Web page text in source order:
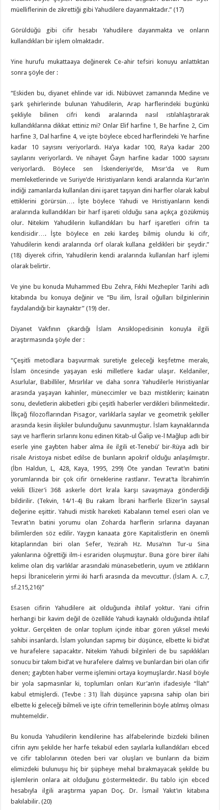
müelliflerinin de zikrettiği gibi Yahudilere dayanmaktadır.” (17)
Görüldüğü gibi cifir hesabı Yahudilere dayanmakta ve onların
kullandıkları bir işlem olmaktadır.
Yine hurufu mukattaaya değinerek Ce-ahir tefsiri konuyu anlattıktan
sonra şöyle der :
“Eskiden bu, diyanet ehlinde var idi. Nübüvvet zamanında Medine ve
şark şehirlerinde bulunan Yahudilerin, Arap harflerindeki bugünkü
şekliyle bilinen cifri kendi aralarında nasıl ıstılahlaştırarak
kullandıklarına dikkat ettiniz mi? Onlar Elif harfine 1, Be harfine 2, Cim
harfine 3, Dal harfine 4, ve işte böylece ebced harflerindeki Ye harfine
kadar 10 sayısını veriyorlardı. Ha’ya kadar 100, Ra’ya kadar 200
sayılarını veriyorlardı. Ve nihayet Ğayn harfine kadar 1000 sayısını
veriyorlardı. Böylece sen İskenderiye’de, Mısır’da ve Rum
memleketlerinde ve Suriye’de Hıristiyanların kendi aralarında Kur’an’ın
indiği zamanlarda kullanılan dini işaret taşıyan dini harfler olarak kabul
ettiklerini görürsün…. İşte böylece Yahudi ve Hıristiyanların kendi
aralarında kullandıkları bir harf işareti olduğu sana açıkça gözükmüş
olur. Nitekim Yahudilerin kullandıkları bu harf işaretleri cifrin ta
kendisidir…. İşte böylece en zeki kardeş bilmiş olundu ki cifr,
Yahudilerin kendi aralarında örf olarak kullana geldikleri bir şeydir.”
(18) diyerek cifrin, Yahudilerin kendi aralarında kullanılan harf işlemi
olarak belirtir.
Ve yine bu konuda Muhammed Ebu Zehra, Fıkhi Mezhepler Tarihi adlı
kitabında bu konuya değinir ve “Bu ilim, İsrail oğulları bilginlerinin
faydalandığı bir kaynaktır” (19) der.
Diyanet Vakfının çıkardığı İslam Ansiklopedisinin konuyla ilgili
araştırmasında şöyle der :
“Çeşitli metodlara başvurmak suretiyle geleceği keşfetme merakı,
İslam öncesinde yaşayan eski milletlere kadar ulaşır. Keldaniler,
Asurlular, Babilliler, Mısırlılar ve daha sonra Yahudilerle Hıristiyanlar
arasında yaşayan kahinler, müneccimler ve bazı mistiklerin; kainatın
sonu, devletlerin akibetleri gibi çeşitli haberler verdikleri bilinmektedir.
İlkçağ filozoflarından Pisagor, varlıklarla sayılar ve geometrik şekiller
arasında kesin ilişkiler bulunduğunu savunmuştur. İslam kaynaklarında
sayı ve harflerin sırlarını konu edinen Kitab-ul Ğalip ve-l Mağlup adlı bir
eserle yine gaybten haber alma ile ilgili et-Tenebü’ bir-Rüya adlı bir
risale Aristoya nisbet edilse de bunların apokrif olduğu anlaşılmıştır.
(İbn Haldun, L, 428, Kaya, 1995, 299) Öte yandan Tevrat’ın batini
yorumlarında bir çok cifir örneklerine rastlanır. Tevrat’ta İbrahim’in
vekili Elizer’i 368 askerle dört krala karşı savaşmaya gönderdiği
bildirilir. (Tekvin, 14/1-4) Bu rakam İbrani harflerle Elizer’in sayısal
değerine eşittir. Yahudi mistik hareketi Kabalanın temel eseri olan ve
Tevrat’ın batini yorumu olan Zoharda harflerin sırlarına dayanan
bilimlerden söz edilir. Yaygın kanaata göre Kapitalistlerin en önemli
kitaplarından biri olan Sefer, Yezirah Hz. Musa’nın Tur-u Sina
yakınlarına öğrettiği ilm-i esrariden oluşmuştur. Buna göre birer ilahi
kelime olan dış varlıklar arasındaki münasebetlerin, uyum ve zıtlıkların
hepsi İbranicelerin yirmi iki harfi arasında da mevcuttur. (İslam A. c.7,
sf.215,216)”
Esasen cifirin Yahudilere ait olduğunda ihtilaf yoktur. Yani cifrin
herhangi bir kavim değil de özellikle Yahudi kaynaklı olduğunda ihtilaf
yoktur. Gerçekten de onlar toplum içinde itibar gören yüksel mevki
sahibi insanlardı. İslam yolundan sapmış bir düşünce, elbette ki bid’at
ve hurafelere sapacaktır. Nitekim Yahudi bilginleri de bu sapıklıkları
sonucu bir takım bid’at ve hurafelere dalmış ve bunlardan biri olan cifir
denen; gaybten haber verme işlemini ortaya koymuşlardır. Nasıl böyle
bir yola sapmasınlar ki, toplumları onları Kur’an’ın ifadesiyle “İlah”
kabul etmişlerdi. (Tevbe : 31) İlah düşünce yapısına sahip olan biri
elbette ki geleceği bilmeli ve işte cifrin temellerinin böyle atılmış olması
muhtemeldir.
Bu konuda Yahudilerin kendilerine has alfabelerinde bizdeki bilinen
cifrin aynı şekilde her harfe tekabül eden sayılarla kullandıkları ebced
ve cifir tablolarının öteden beri var oluşları ve bunların da bizim
elimizdeki bulunuşu hiç bir şüpheye mehal bırakmayacak şekilde bu
işlemlerin onlara ait olduğunu göstermektedir. Bu tablo için ebced
hesabıyla ilgili araştırma yapan Doç. Dr. İsmail Yakıt’ın kitabına
bakılabilir. (20)